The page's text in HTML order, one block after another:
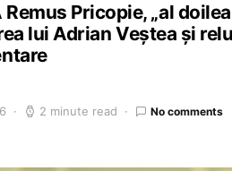
Remus Pricopie, „al
lui Adrian Veștea și
2 minute read No comments